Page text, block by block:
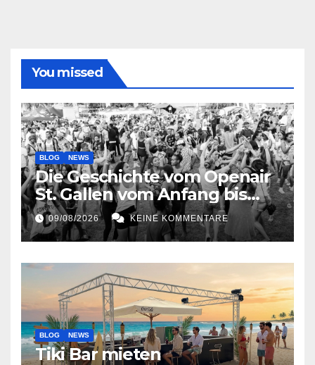
You missed
BLOG NEWS
Die Geschichte vom Openair
St. Gallen vom Anfang bis
jetzt
09/08/2026 KEINE KOMMENTARE
BLOG NEWS
Tiki Bar mieten